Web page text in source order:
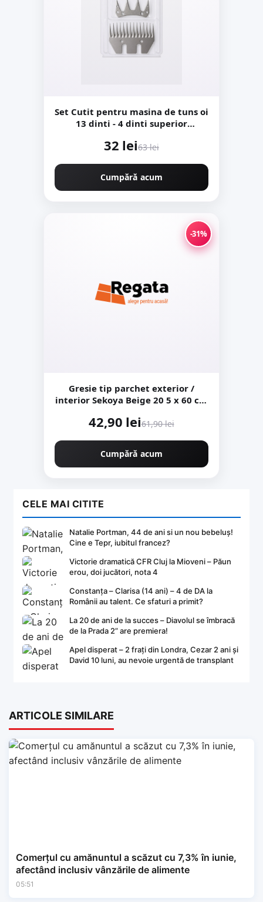
Set Cutit pentru masina de tuns oi
13 dinti - 4 dinti superior
32 lei63 lei
Cumpără acum
-31%
Gresie tip parchet exterior /
interior Sekoya Beige 20 5 x 60 cm
42,90 lei61,90 lei
Cumpără acum
CELE MAI CITITE
Natalie Portman, 44 de ani si un nou bebeluș!
Cine e Tepr, iubitul francez?
Victorie dramatică CFR Cluj la Mioveni – Păun
erou, doi jucători, nota 4
Constanța – Clarisa (14 ani) – 4 de DA la
Românii au talent. Ce sfaturi a primit?
La 20 de ani de la succes – Diavolul se îmbracă
de la Prada 2” are premiera!
Apel disperat – 2 frați din Londra, Cezar 2 ani și
David 10 luni, au nevoie urgentă de transplant
ARTICOLE SIMILARE
Comerțul cu amănuntul a scăzut cu 7,3% în iunie,
afectând inclusiv vânzările de alimente
05:51